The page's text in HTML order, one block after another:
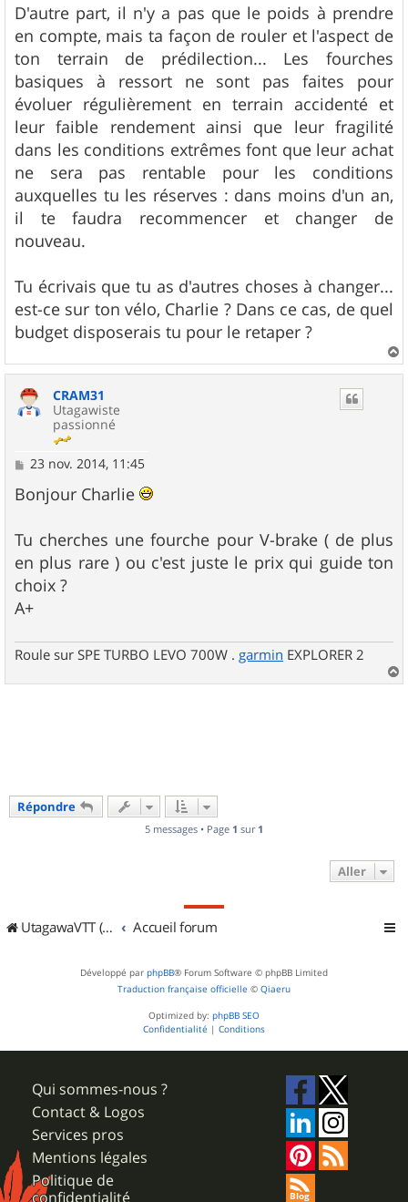
D'autre part, il n'y a pas que le poids à prendre
en compte, mais ta façon de rouler et l'aspect de
ton terrain de prédilection... Les fourches
basiques à ressort ne sont pas faites pour
évoluer régulièrement en terrain accidenté et
leur faible rendement ainsi que leur fragilité
dans les conditions extrêmes font que leur achat
ne sera pas rentable pour les conditions
auxquelles tu les réserves : dans moins d'un an,
il te faudra recommencer et changer de
nouveau.
Tu écrivais que tu as d'autres choses à changer...
est-ce sur ton vélo, Charlie ? Dans ce cas, de quel
budget disposerais tu pour le retaper ?
a
CRAM31
Utagawiste
passionné
M
s
s
g
e
23 nov. 2014, 11:45
Bonjour Charlie
Tu cherches une fourche pour V-brake ( de plus
en plus rare ) ou c'est juste le prix qui guide ton
choix ?
A+
Roule sur SPE TURBO LEVO 700W . garmin EXPLORER 2
a
Répondre
5 messages • Page 1 sur 1
Aller
UtagawaVTT (Randos VTT et VTTAE avec traces GPS) Accueil forum
Développé par phpBB® Forum Software © phpBB Limited
Traduction française officielle © Qiaeru
Optimized by: phpBB SEO
Confidentialité | Conditions
Qui sommes-nous ?
Contact & Logos
Services pros
Mentions légales
Politique de
confidentialité